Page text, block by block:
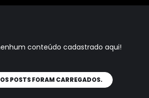
conteúdo cadastrado aqui!
POSTS FORAM CARREGADOS.